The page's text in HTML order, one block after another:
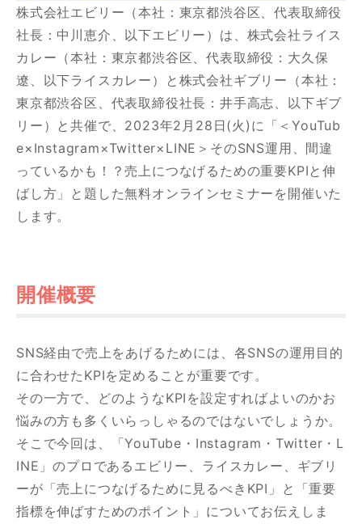
株式会社エビリー（本社：東京都渋谷区、代表取締役
社長：中川恵介、以下エビリー）は、株式会社ライス
カレー（本社：東京都渋谷区、代表取締役：大久保
遼、以下ライスカレー）と株式会社ギブリー（本社：
東京都渋谷区、代表取締役社長：井手高志、以下ギブ
リー）と共催で、2023年2月28日(火)に「＜YouTub
e×Instagram×Twitter×LINE＞そのSNS運用、間違
っているかも！？売上につなげるための重要KPIと伸
ばし方」と題した無料オンラインセミナーを開催いた
します。
開催概要
SNS経由で売上をあげるためには、各SNSの運用目的
に合わせたKPIを定めることが重要です。
その一方で、どのようなKPIを設定すればよいのかお
悩みの方も多くいらっしゃるのではないでしょうか。
そこで今回は、「YouTube・Instagram・Twitter・L
INE」のプロであるエビリー、ライスカレー、ギブリ
ーが「売上につなげるために見るべきKPI」と「重要
指標を伸ばすためのポイント」についてお伝えしま
キャスティングサービスとは
チャンネル運用サービスとは
動画戦略から制作・活用まで。
プロ集団がフルサポート